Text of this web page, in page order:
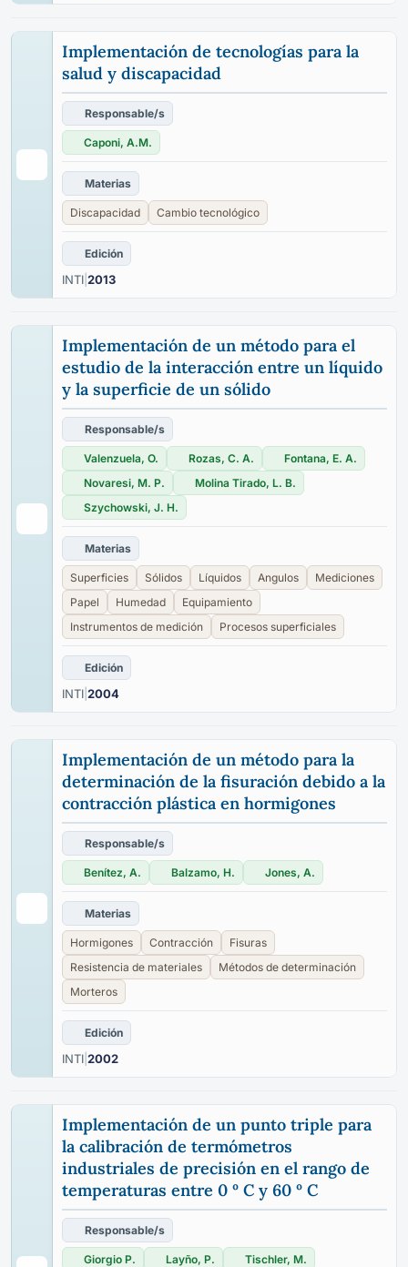
Implementación de tecnologías para la
salud y discapacidad
Responsable/s
Caponi, A.M.
Materias
Discapacidad Cambio tecnológico
Edición
INTI 2013
Implementación de un método para el
estudio de la interacción entre un líquido
y la superficie de un sólido
Responsable/s
Valenzuela, O. Rozas, C. A.
Fontana, E. A.
Novaresi, M. P.
Molina Tirado, L. B.
Szychowski, J. H.
Materias
Superficies Sólidos Líquidos Angulos
Mediciones
Papel
Humedad
Equipamiento
Instrumentos de medición
Procesos superficiales
Edición
INTI 2004
Implementación de un método para la
determinación de la fisuración debido a la
contracción plástica en hormigones
Responsable/s
Benítez, A. Balzamo, H. Jones, A.
Materias
Hormigones Contracción
Fisuras
Resistencia de materiales
Métodos de determinación
Morteros
Edición
INTI 2002
Implementación de un punto triple para
la calibración de termómetros
industriales de precisión en el rango de
temperaturas entre 0 º C y 60 º C
Responsable/s
Giorgio P. Layño, P. Tischler, M.